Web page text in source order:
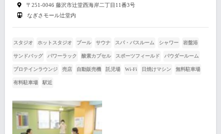
〒251-0046 藤沢市辻堂西海岸二丁目11番3号
なぎさモール辻堂内
スタジオ ホットスタジオ プール サウナ スパ・バスルーム シャワー 岩盤浴
サンドバッグ パワーラック 酸素カプセル スポーツフィールド パウダールーム
プロテインラウンジ 売店 自動販売機 託児場 Wi-Fi 日焼けマシン 無料駐車場
有料駐車場 駅近